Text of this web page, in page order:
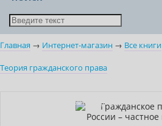
Главная → Интернет-магазин → Все книги
Теория гражданского права
Индивидуальный подход